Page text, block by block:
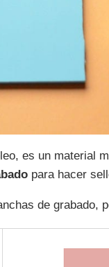
es un material
para hacer
de grabado,